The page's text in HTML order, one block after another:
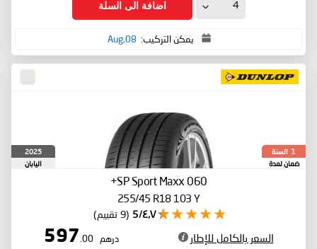
اضافة الى السلة
يمكن التركيب: 08,Aug
1 السنة
ضمان لمدة
2025
اليابان
SP Sport Maxx 060+
255/45 R18 103 Y
٤٫٧/5 (9 تقييم)
السعر بالكامل للإطار درهم 597
.00